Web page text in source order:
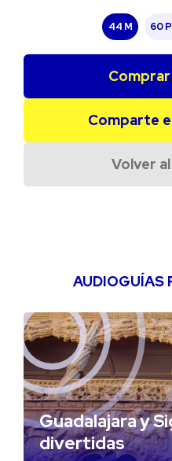
44 M 60
Comparte
Volver
AUDIOGUÍAS
Guadalajara y
divertidas